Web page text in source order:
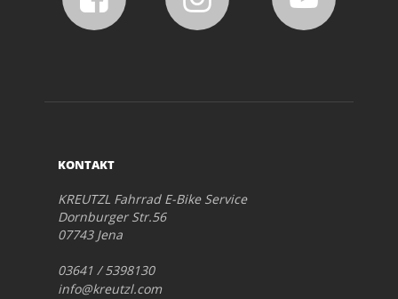
KONTAKT
KREUTZL Fahrrad E-Bike Service
Dornburger Str.56
07743 Jena
03641 / 5398130
info@kreutzl.com